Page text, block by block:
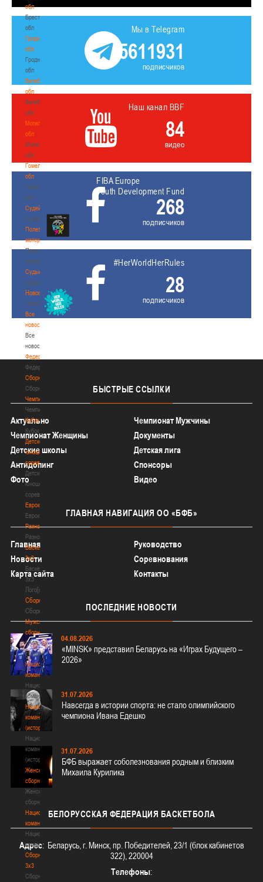
обл
Брестская
обл
Гродненская
обл
Гродненская
обл
Витебская
обл
Витебская
обл
Могилевская
обл
Могилевская
обл
Гомельская
обл
Гомельская
обл
Судейство
Судейство
Полезные
материалы
Полезные
материалы
Судьи
Судьи
Новости
Новости
Все
новости
Все
новости
Федерация
Федерация
Сборные
Сборные
Чемпионат
Чемпионат
Кубок
Кубок
Детско-
юношеские
соревнования
Детско-
юношеские
соревнования
Еврокубки
Еврокубки
Разное
Разное
Баскетбол
3х3
Баскетбол
3х3
Лого[modid=121]
Сборные
Сборные
Мужские
сборные
Мужские
сборные
Национальная
команда
Национальная
команда
Национальная
команда
(история)
Национальная
команда
(история)
Женские
сборные
Женские
сборные
Национальная
команда
Национальная
команда
Сборные
3х3
Сборные
Мы в Telegram
5611931
подписчиков
Наш канал BBF
84
видео
FIBA Europe
Youth Development Fund
268
подписчиков
#HerWorldHerRules
28
подписчиков
БЫСТРЫЕ ССЫЛКИ
Актуально
Чемпионат Мужчины
Чемпионат Женщины
Документы
Детские школы
Детская лига
Антидопинг
Спонсоры
Фото
Видео
ГЛАВНАЯ НАВИГАЦИЯ ОО «БФБ»
Главная
Руководство
Новости
Соревнования
Карта сайта
Контакты
ПОСЛЕДНИЕ НОВОСТИ
04.08.2026
«MINSK» представил Беларусь на «Играх Будущего –
2026»
31.07.2026
Навсегда в истории спорта: не стало олимпийского
чемпиона Ивана Едешко
31.07.2026
БФБ выражает соболезнования родным и близким
Михаила Курилика
БЕЛОРУССКАЯ ФЕДЕРАЦИЯ БАСКЕТБОЛА
Адрес: Беларусь, г. Минск, пр. Победителей, 23/1 (блок кабинетов
322), 220004
Телефоны: